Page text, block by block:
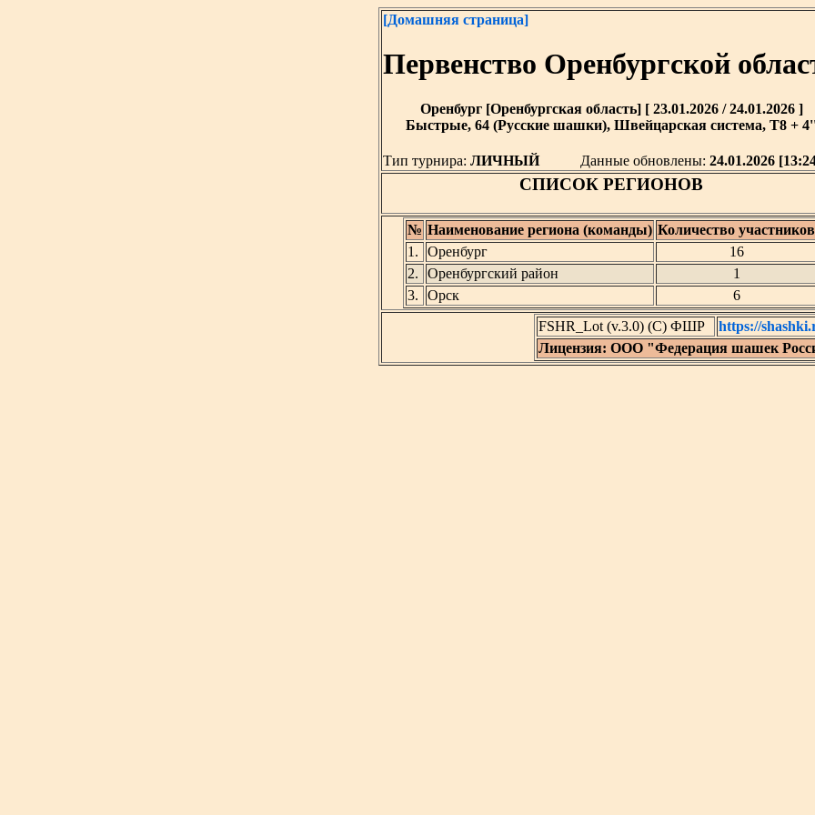
[Домашняя страница]
Первенство Оренбургской
Оренбург [Оренбургская область] [ 23.01.2026 / 24.01.2026 ]
Быстрые, 64 (Русские шашки), Швейцарская система, T8 +
Тип турнира: ЛИЧНЫЙ Данные обновлены: 24.01.2026
СПИСОК РЕГИОНОВ
№ Наименование региона (команды) Количество участников
1.
Оренбург
16
2.
Оренбургский район
1
3.
Орск
6
FSHR_Lot (v.3.0) (C) ФШР
https://
Лицензия: ООО "Федерация шашек